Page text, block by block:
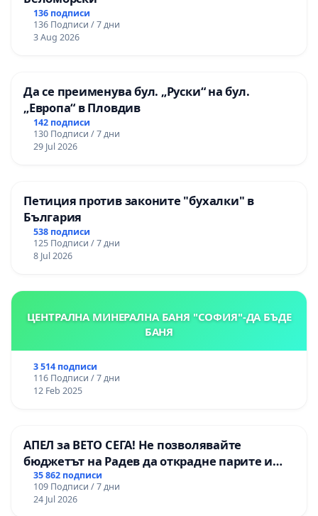
136 подписи
136 Подписи / 7 дни
3 Aug 2026
Да се преименува бул. „Руски“ на бул.
„Европа“ в Пловдив
142 подписи
130 Подписи / 7 дни
29 Jul 2026
Петиция против законите "бухалки" в
България
538 подписи
125 Подписи / 7 дни
8 Jul 2026
ЦЕНТРАЛНА МИНЕРАЛНА БАНЯ "СОФИЯ"-ДА БЪДЕ
БАНЯ
3 514 подписи
116 Подписи / 7 дни
12 Feb 2025
АПЕЛ за ВЕТО СЕГА! Не позволявайте
бюджетът на Радев да открадне парите и
правата ни в тъмното
35 862 подписи
109 Подписи / 7 дни
24 Jul 2026